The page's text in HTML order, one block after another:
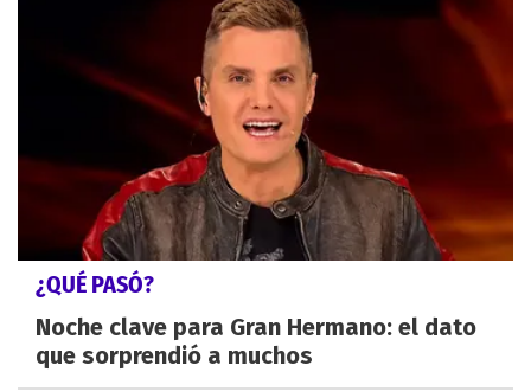
¿QUÉ PASÓ?
Noche clave para Gran Hermano: el dato
que sorprendió a muchos